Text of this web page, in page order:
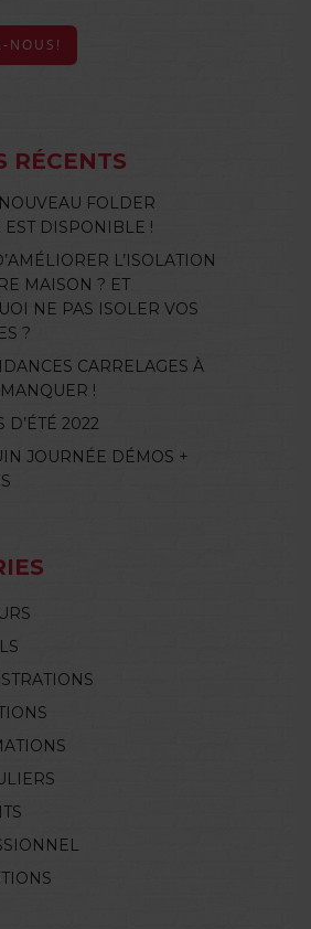
NOUS!
RÉCENTS
FOLDER
EST DISPONIBLE !
L’ISOLATION
MAISON ? ET
NE PAS ISOLER VOS
?
CARRELAGES À
!
D’ÉTÉ 2022
JOURNÉE DÉMOS +